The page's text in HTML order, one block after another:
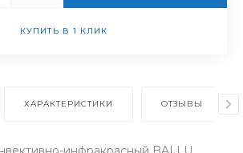
КУПИТЬ В 1 КЛИК
ХАРАКТЕРИСТИКИ ОТЗЫВЫ